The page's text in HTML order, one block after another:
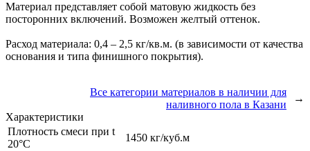
Материал представляет собой матовую жидкость без
посторонних включений. Возможен желтый оттенок.
Расход материала: 0,4 – 2,5 кг/кв.м. (в зависимости от качества
основания и типа финишного покрытия).
Все категории материалов в наличии для
наливного пола в Казани
→
Характеристики
Плотность смеси при t
20°C
1450 кг/куб.м